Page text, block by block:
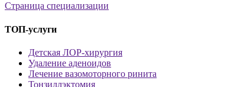
Страница специализации
ТОП-услуги
Детская ЛОР-хирургия
Удаление аденоидов
Лечение вазомоторного ринита
Тонзиллэктомия